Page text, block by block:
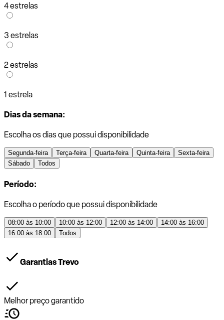
4 estrelas
3 estrelas
2 estrelas
1 estrela
Dias da semana:
Escolha os dias que possui disponibilidade
Segunda-feira Terça-feira Quarta-feira Quinta-feira
Sexta-feira
Sábado
Todos
Período:
Escolha o período que possui disponibilidade
08:00 às 10:00 10:00 às 12:00 12:00 às 14:00
14:00 às 16:00
16:00 às 18:00
Todos
Garantias Trevo
Melhor preço garantido